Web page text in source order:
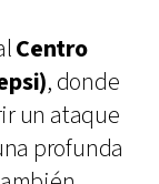
Centro
, donde
un ataque
profunda